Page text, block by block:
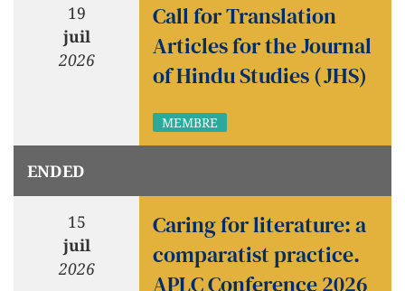
19
juil
2026
Call for Translation
Articles for the Journal
of Hindu Studies (JHS)
MEMBRE
ENDED
15
juil
2026
Caring for literature: a
comparatist practice.
APLC Conference 2026